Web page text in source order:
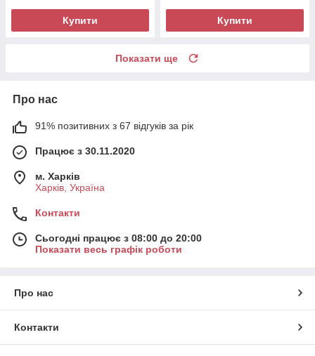
Купити Купити
Показати ще
Про нас
91% позитивних з 67 відгуків за рік
Працює з 30.11.2020
м. Харків
Харків, Україна
Контакти
Сьогодні працює з 08:00 до 20:00
Показати весь графік роботи
Про нас
Контакти